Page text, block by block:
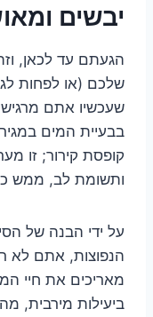
יבשים
הגעתם עד לכאן,
שלכם (או לפחות
שעכשיו אתם
בבעיית המים
קופסת קירור; זו
ותשומת לב, ממש
על ידי הבנה של
הנפוצות, אתם לא
מאריכים את חיי
ביעילות מירבית,